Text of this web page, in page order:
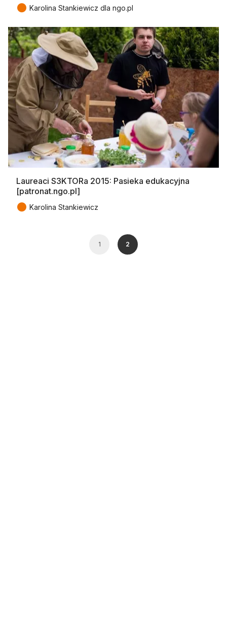
● Karolina Stankiewicz dla ngo.pl
Laureaci S3KTORa 2015: Pasieka edukacyjna
[patronat.ngo.pl]
● Karolina Stankiewicz
1 2